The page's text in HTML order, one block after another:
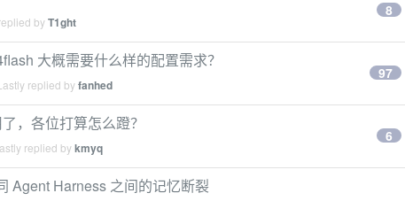
byT1ght
8
大概需要什么样的配置需求？
replied byfanhed
97
，各位打算怎么蹬？
replied bykmyq
6
Agent Harness 之间的记忆断裂